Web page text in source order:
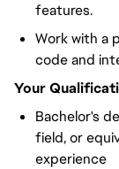
features.
Work with a
code and
Your
Bachelor's
field, or
experience